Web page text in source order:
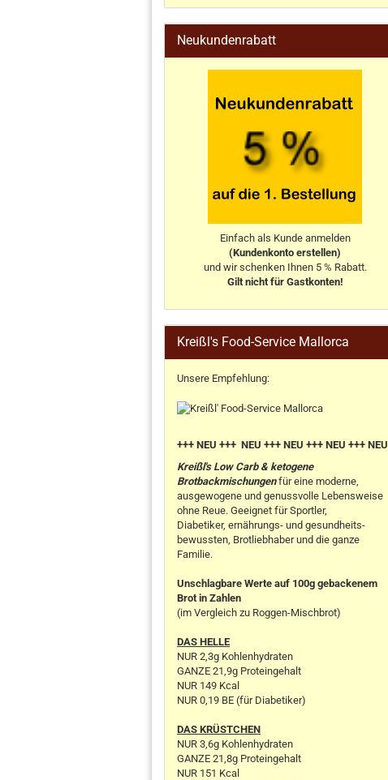
Neukundenrabatt
Einfach als Kunde anmelden
(Kundenkonto erstellen)
und wir schenken Ihnen 5 % Rabatt.
Gilt nicht für Gastkonten!
Kreißl's Food-Service Mallorca
Unsere Empfehlung:
+++ NEU +++ NEU +++ NEU +++ NEU +++ NEU
Kreißl's Low Carb & ketogene
Brotbackmischungenfür eine moderne,
ausgewogene und genussvolle Lebensweise
ohne Reue. Geeignet für Sportler,
Diabetiker, ernährungs- und gesundheits-
bewussten, Brotliebhaber und die ganze
Familie.
Unschlagbare Werte auf 100g gebackenem
Brot in Zahlen
(im Vergleich zu Roggen-Mischbrot)
DAS HELLE
NUR 2,3g Kohlenhydraten
GANZE 21,9g Proteingehalt
NUR 149 Kcal
NUR 0,19 BE (für Diabetiker)
DAS KRÜSTCHEN
NUR 3,6g Kohlenhydraten
GANZE 21,8g Proteingehalt
NUR 151 Kcal